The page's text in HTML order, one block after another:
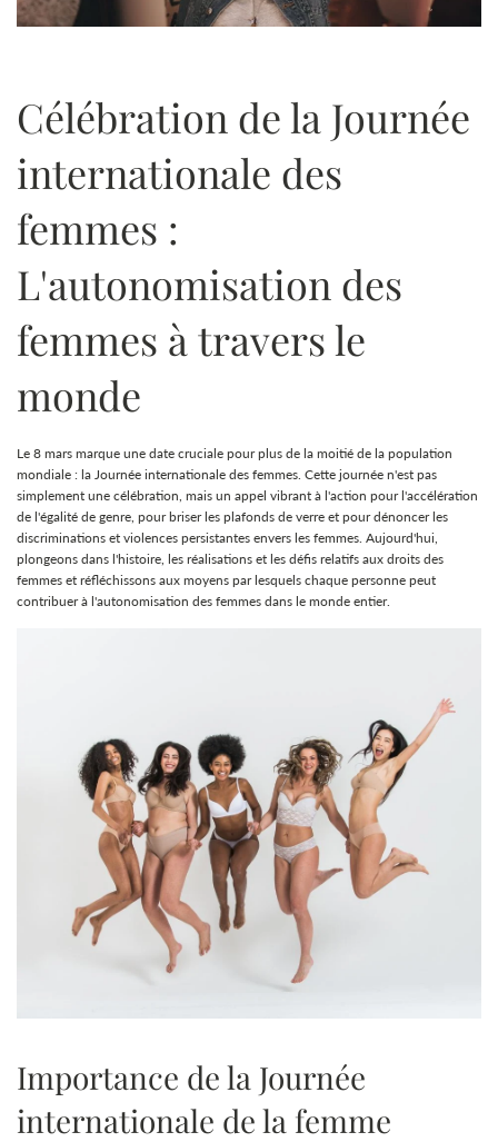
Célébration de la Journée
internationale des
femmes :
L'autonomisation des
femmes à travers le
monde
Le 8 mars marque une date cruciale pour plus de la moitié de la population
mondiale : la Journée internationale des femmes. Cette journée n'est pas
simplement une célébration, mais un appel vibrant à l'action pour l'accélération
de l'égalité de genre, pour briser les plafonds de verre et pour dénoncer les
discriminations et violences persistantes envers les femmes. Aujourd'hui,
plongeons dans l'histoire, les réalisations et les défis relatifs aux droits des
femmes et réfléchissons aux moyens par lesquels chaque personne peut
contribuer à l'autonomisation des femmes dans le monde entier.
Importance de la Journée
internationale de la femme